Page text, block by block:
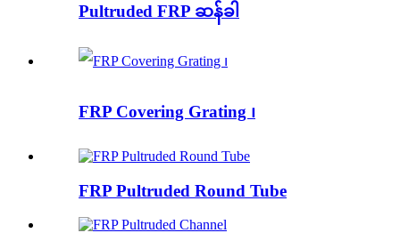
Pultruded FRP ဆန်ခါ
FRP Covering Grating ၊
FRP Pultruded Round Tube